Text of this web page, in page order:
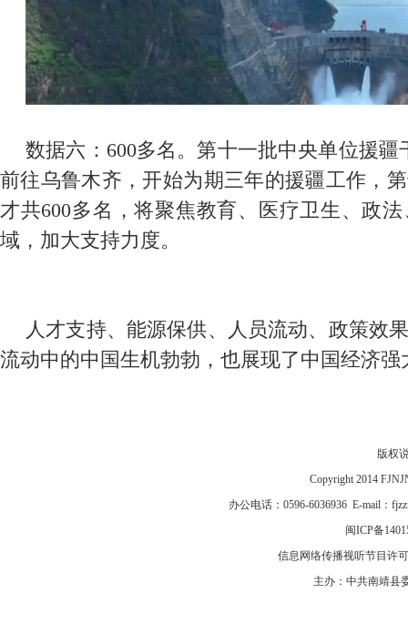
数据六：600多名。第十一批中央单位援
前往乌鲁木齐，开始为期三年的援疆工作，
才共600多名，将聚焦教育、医疗卫生、政
域，加大支持力度。
人才支持、能源保供、人员流动、政策
流动中的中国生机勃勃，也展现了中国经济
版权
Copyright 2014
办公电话：0596-6036936 E-mail：
闽ICP备
信息网络传播视听节目许
主办：中共南靖县